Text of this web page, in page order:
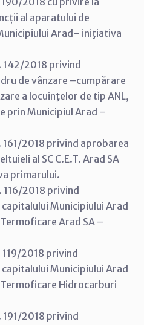
al aparatului de
Arad– iniţiativa
142/2018 privind
de vânzare –cumpărare
a locuinţelor de tip ANL,
prin Municipiul Arad –
2018 privind aprobarea
al SC C.E.T. Arad SA
primarului.
2018 privind
Municipiului Arad
Arad SA –
2018 privind
Municipiului Arad
Termoficare Hidrocarburi
2018 privind